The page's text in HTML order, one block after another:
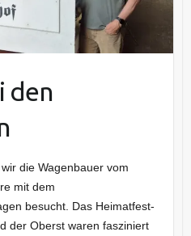
den
die Wagenbauer vom
mit dem
besucht. Das Heimatfest-
der Oberst waren fasziniert